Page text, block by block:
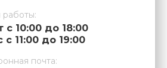
с 10:00 до 18:00
с 11:00 до 19:00
почта: